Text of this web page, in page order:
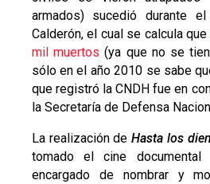
armados) sucedió durante
Calderón, el cual se calcula que
mil muertos (ya que no se
sólo en el año 2010 se sabe
que registró la CNDH fue en
la Secretaría de Defensa
La realización deHasta los
tomado el cine
encargado de nombrar y